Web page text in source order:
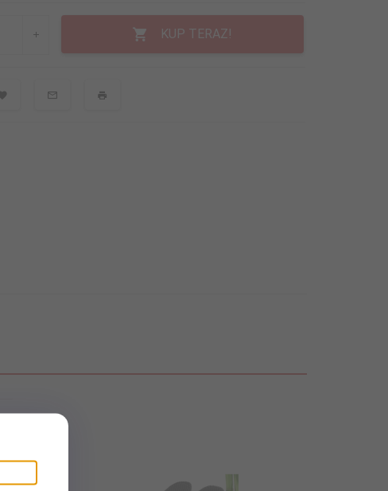
KUP TERAZ!